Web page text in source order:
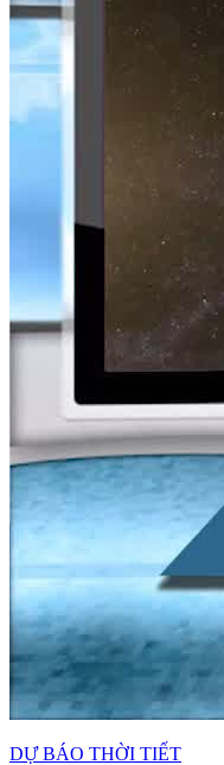
DỰ BÁO THỜI TIẾT